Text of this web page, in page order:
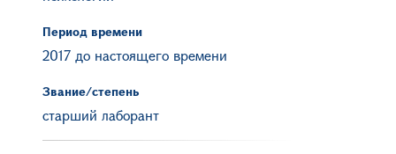
Период времени
2017 до настоящего времени
Звание/степень
старший лаборант